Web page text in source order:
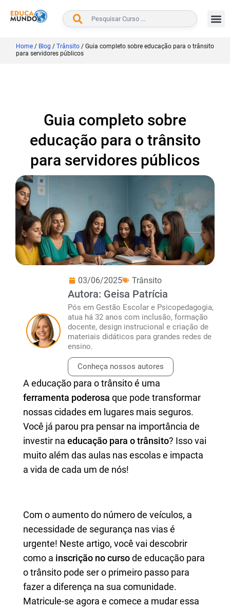
BUSCAR
Home / Blog / Trânsito / Guia completo sobre educação para o trânsito
para servidores públicos
Guia completo sobre
educação para o trânsito
para servidores públicos
03/06/2025 Trânsito
Autora: Geisa Patrícia
Pós em Gestão Escolar e Psicopedagogia,
atua há 32 anos com inclusão, formação
docente, design instrucional e criação de
materiais didáticos para grandes redes de
ensino.
Conheça nossos autores
A educação para o trânsito é uma
ferramenta poderosa que pode transformar
nossas cidades em lugares mais seguros.
Você já parou pra pensar na importância de
investir na educação para o trânsito? Isso vai
muito além das aulas nas escolas e impacta
a vida de cada um de nós!
Com o aumento do número de veículos, a
necessidade de segurança nas vias é
urgente! Neste artigo, você vai descobrir
como a inscrição no cursode educação para
o trânsito pode ser o primeiro passo para
fazer a diferença na sua comunidade.
Matricule-se agora e comece a mudar essa